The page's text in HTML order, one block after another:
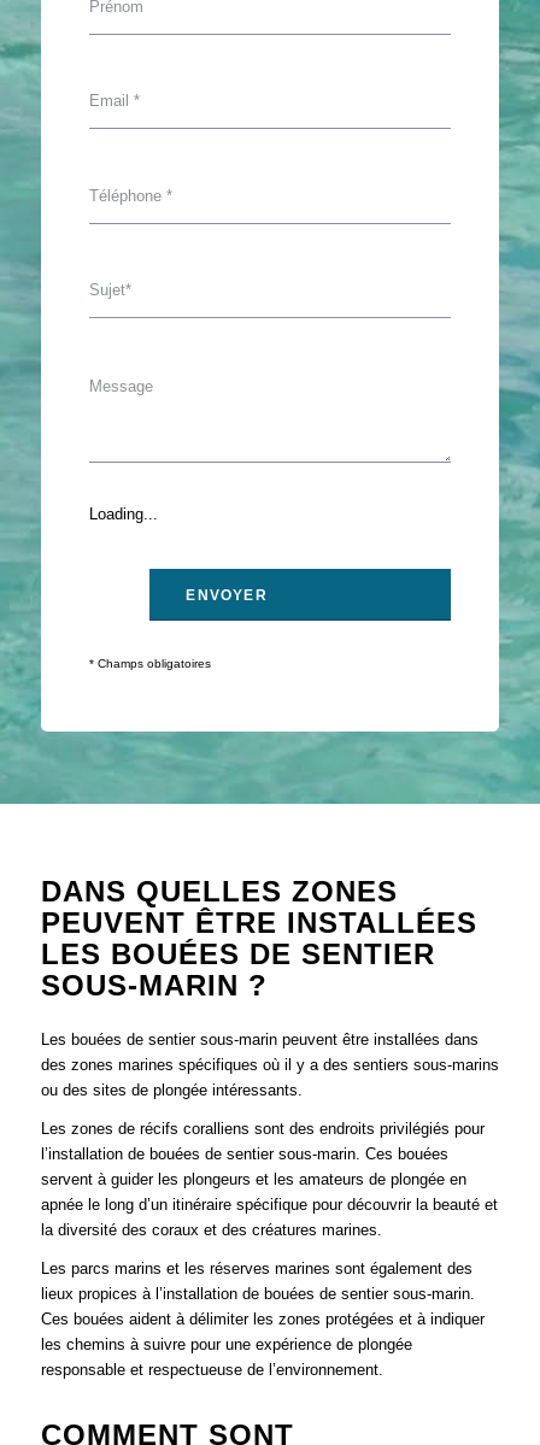
Loading...
* Champs obligatoires
DANS QUELLES ZONES
PEUVENT ÊTRE INSTALLÉES
LES BOUÉES DE SENTIER
SOUS-MARIN ?
Les bouées de sentier sous-marin peuvent être installées dans
des zones marines spécifiques où il y a des sentiers sous-marins
ou des sites de plongée intéressants.
Les zones de récifs coralliens sont des endroits privilégiés pour
l’installation de bouées de sentier sous-marin. Ces bouées
servent à guider les plongeurs et les amateurs de plongée en
apnée le long d’un itinéraire spécifique pour découvrir la beauté et
la diversité des coraux et des créatures marines.
Les parcs marins et les réserves marines sont également des
lieux propices à l’installation de bouées de sentier sous-marin.
Ces bouées aident à délimiter les zones protégées et à indiquer
les chemins à suivre pour une expérience de plongée
responsable et respectueuse de l’environnement.
COMMENT SONT